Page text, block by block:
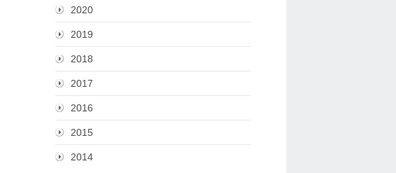
2020
2019
2018
2017
2016
2015
2014